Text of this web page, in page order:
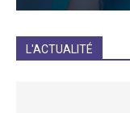
L'ACTUALITÉ